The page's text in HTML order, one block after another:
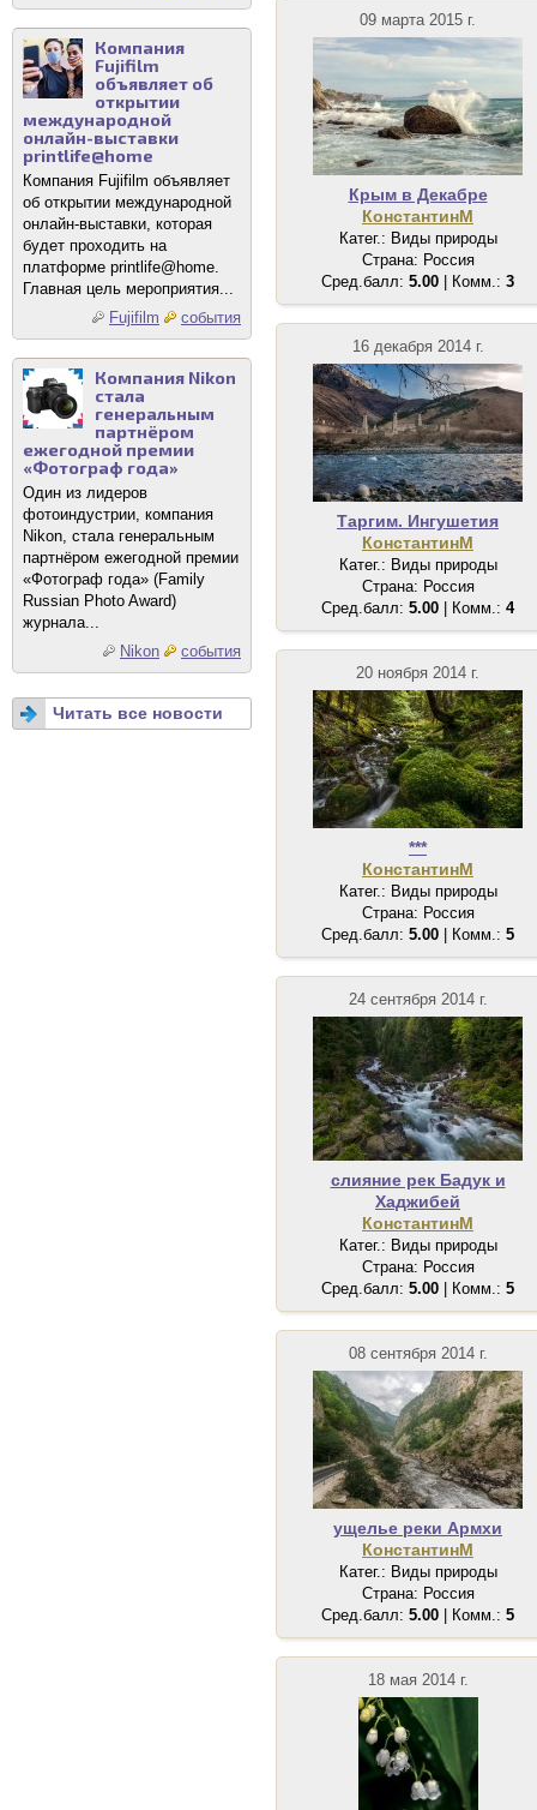
Компания
Fujifilm
объявляет об
открытии
международной
онлайн-выставки
printlife@home
Компания Fujifilm объявляет
об открытии международной
онлайн-выставки, которая
будет проходить на
платформе printlife@home.
Главная цель мероприятия...
Fujifilm
события
Компания Nikon
стала
генеральным
партнёром
ежегодной премии
«Фотограф года»
Один из лидеров
фотоиндустрии, компания
Nikon, стала генеральным
партнёром ежегодной премии
«Фотограф года» (Family
Russian Photo Award)
журнала...
Nikon
события
Читать все новости
09 марта 2015 г.
Крым в Декабре
КонстантинМ
Катег.: Виды природы
Страна: Россия
Сред.балл: 5.00 | Комм.: 3
16 декабря 2014 г.
Таргим. Ингушетия
КонстантинМ
Катег.: Виды природы
Страна: Россия
Сред.балл: 5.00 | Комм.: 4
20 ноября 2014 г.
***
КонстантинМ
Катег.: Виды природы
Страна: Россия
Сред.балл: 5.00 | Комм.: 5
24 сентября 2014 г.
слияние рек Бадук и
Хаджибей
КонстантинМ
Катег.: Виды природы
Страна: Россия
Сред.балл: 5.00 | Комм.: 5
08 сентября 2014 г.
ущелье реки Армхи
КонстантинМ
Катег.: Виды природы
Страна: Россия
Сред.балл: 5.00 | Комм.: 5
18 мая 2014 г.